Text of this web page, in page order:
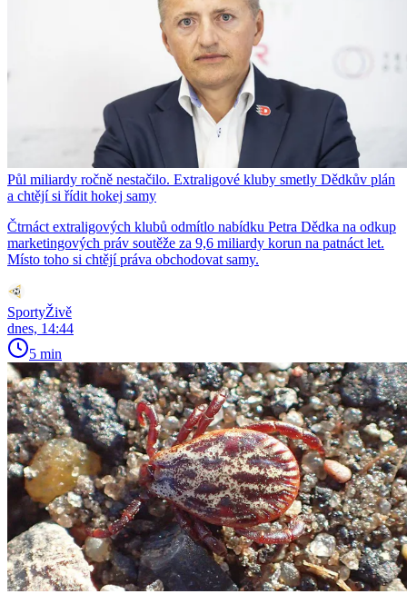
Půl miliardy ročně nestačilo. Extraligové kluby smetly Dědkův plán
a chtějí si řídit hokej samy
Čtrnáct extraligových klubů odmítlo nabídku Petra Dědka na odkup
marketingových práv soutěže za 9,6 miliardy korun na patnáct let.
Místo toho si chtějí práva obchodovat samy.
SportyŽivě
dnes, 14:44
5 min